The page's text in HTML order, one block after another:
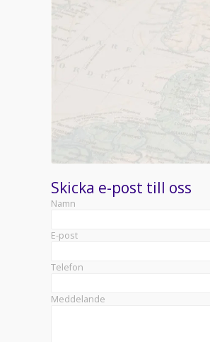
Skicka e-post till oss
Namn
E-post
Telefon
Meddelande